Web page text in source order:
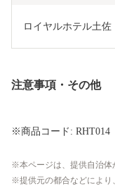
ロイヤルホテル土佐
注意事項・その他
※商品コード: RHT014
本ページは、提供自治体
提供元の都合などにより